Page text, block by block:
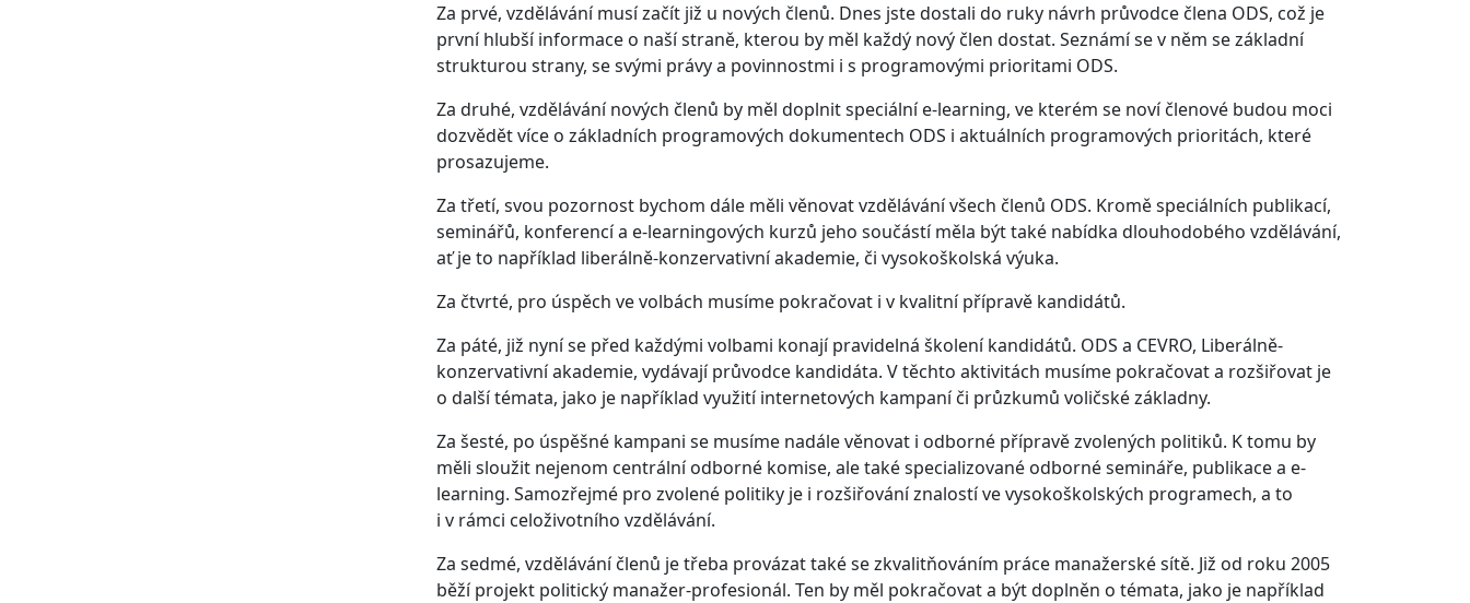
Za prvé, vzdělávání musí začít již u nových členů. Dnes jste dostali do ruky návrh průvodce člena ODS, což je
první hlubší informace o naší straně, kterou by měl každý nový člen dostat. Seznámí se v něm se základní
strukturou strany, se svými právy a povinnostmi i s programovými prioritami ODS.
Za druhé, vzdělávání nových členů by měl doplnit speciální e-learning, ve kterém se noví členové budou moci
dozvědět více o základních programových dokumentech ODS i aktuálních programových prioritách, které
prosazujeme.
Za třetí, svou pozornost bychom dále měli věnovat vzdělávání všech členů ODS. Kromě speciálních publikací,
seminářů, konferencí a e-learningových kurzů jeho součástí měla být také nabídka dlouhodobého vzdělávání,
ať je to například liberálně-konzervativní akademie, či vysokoškolská výuka.
Za čtvrté, pro úspěch ve volbách musíme pokračovat i v kvalitní přípravě kandidátů.
Za páté, již nyní se před každými volbami konají pravidelná školení kandidátů. ODS a CEVRO, Liberálně-
konzervativní akademie, vydávají průvodce kandidáta. V těchto aktivitách musíme pokračovat a rozšiřovat je
o další témata, jako je například využití internetových kampaní či průzkumů voličské základny.
Za šesté, po úspěšné kampani se musíme nadále věnovat i odborné přípravě zvolených politiků. K tomu by
měli sloužit nejenom centrální odborné komise, ale také specializované odborné semináře, publikace a e-
learning. Samozřejmé pro zvolené politiky je i rozšiřování znalostí ve vysokoškolských programech, a to
i v rámci celoživotního vzdělávání.
Za sedmé, vzdělávání členů je třeba provázat také se zkvalitňováním práce manažerské sítě. Již od roku 2005
běží projekt politický manažer-profesionál. Ten by měl pokračovat a být doplněn o témata, jako je například